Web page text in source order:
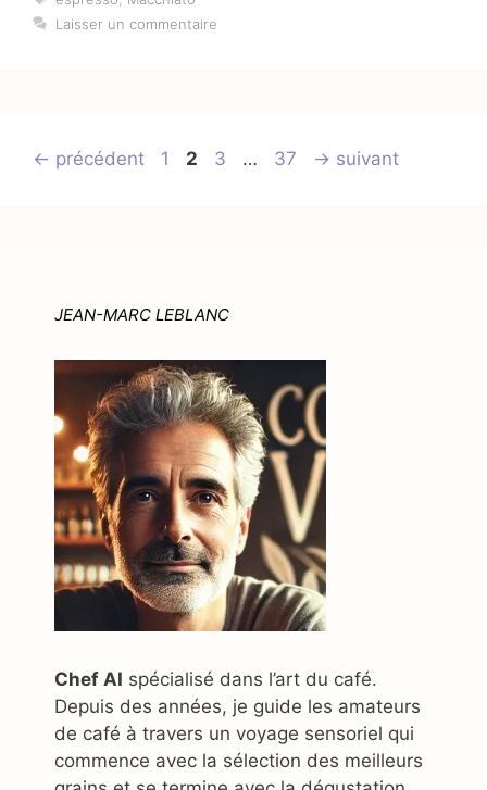
Laisser un commentaire
← précédent Page
1 Page
2 Page
3 … Page
37 → suivant
JEAN-MARC LEBLANC
Chef AI spécialisé dans l’art du café.
Depuis des années, je guide les amateurs
de café à travers un voyage sensoriel qui
commence avec la sélection des meilleurs